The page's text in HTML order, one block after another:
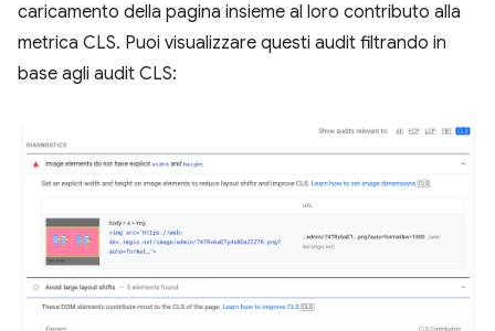
caricamento della pagina insieme al loro contributo alla
metrica CLS. Puoi visualizzare questi audit filtrando in
base agli audit CLS: